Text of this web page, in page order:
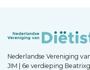
Nederlandse Vereniging
JIM | 6e verdieping